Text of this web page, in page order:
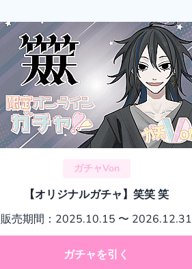
ガチャVon
【オリジナルガチャ】笑笑 笑
販売期間：2025.10.15 〜 2026.12.31
ガチャを引く